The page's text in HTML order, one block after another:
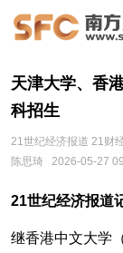
天津大学、香
科招生
21世纪经济报道 21财
陈思琦
2026-05-27
21世纪经济报道
继香港中文大学